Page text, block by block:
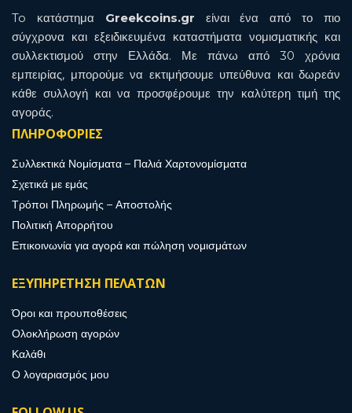
To κατάστημα Greekcoins.gr είναι ένα από το πιο
σύγχρονα και εξειδικευμένα καταστήματα νομισματικής και
συλλεκτισμού στην Ελλάδα. Με πάνω από 30 χρόνια
εμπειρίας, μπορούμε να εκτιμήσουμε υπεύθυνα και δωρεάν
κάθε συλλογή και να προσφέρουμε την καλύτερη τιμή της
αγοράς.
ΠΛΗΡΟΦΟΡΙΕΣ
Συλλεκτικά Νομίσματα – Παλιά Χαρτονομίσματα
Σχετικά με εμάς
Τρόποι Πληρωμής – Αποστολής
Πολιτική Απορρήτου
Επικοινωνία για αγορά και πώληση νομισμάτων
ΕΞΥΠΗΡΕΤΗΣΗ ΠΕΛΑΤΩΝ
Όροι και προυποθέσεις
Ολοκλήρωση αγορών
Καλάθι
Ο λογαριασμός μου